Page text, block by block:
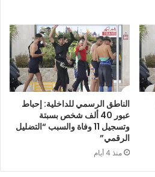
الناطق الرسمي للداخلية: إحباط
عبور 40 ألف شخص بسبتة
وتسجيل 11 وفاة والسبب “التضليل
الرقمي”
منذ 4 أيام